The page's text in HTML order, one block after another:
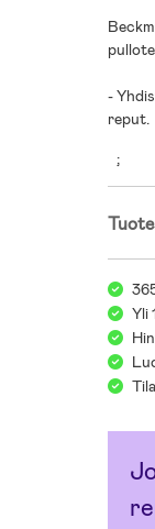
-
reput.
;
Yli